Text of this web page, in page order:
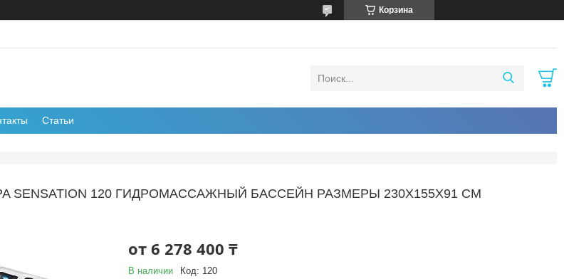
Корзина
Статьи
SENSATION 120 ГИДРОМАССАЖНЫЙ БАССЕЙН РАЗМЕРЫ 230Х155Х91 СМ
от 6 278 400 ₸
В наличии Код: 120